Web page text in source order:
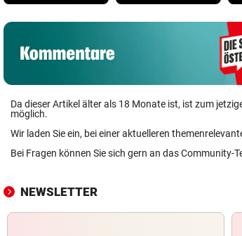
Da dieser Artikel älter als 18 Monate ist, ist zum
möglich.
Wir laden Sie ein, bei einer aktuelleren
Bei Fragen können Sie sich gern an das Community-
NEWSLETTER